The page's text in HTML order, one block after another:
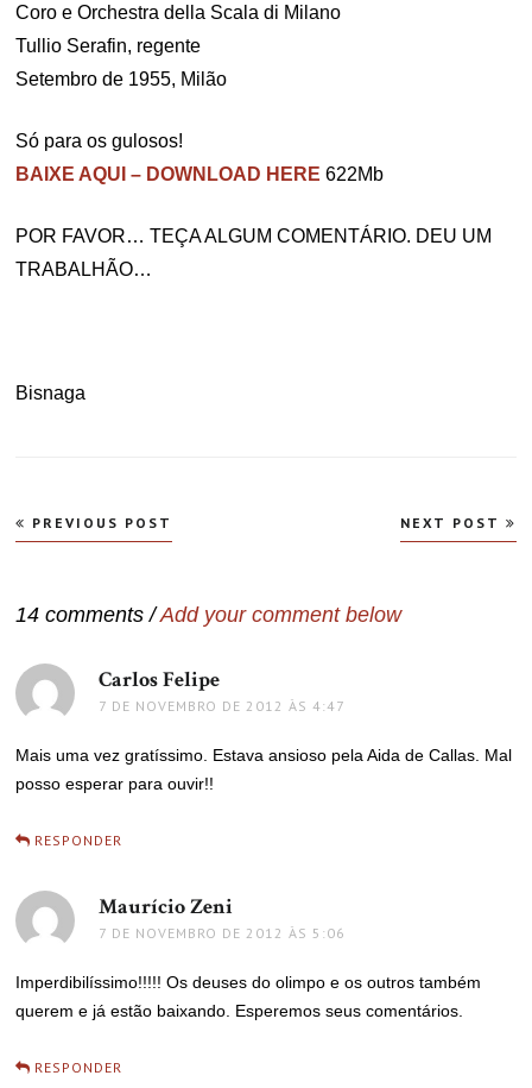
Coro e Orchestra della Scala di Milano
Tullio Serafin, regente
Setembro de 1955, Milão
Só para os gulosos!
BAIXE AQUI – DOWNLOAD HERE 622Mb
POR FAVOR… TEÇA ALGUM COMENTÁRIO. DEU UM
TRABALHÃO…
Bisnaga
Navegação
de
PREVIOUS POST NEXT POST
14 comments /Add your comment below
Carlos Felipe
7 DE NOVEMBRO DE 2012 ÀS 4:47
Mais uma vez gratíssimo. Estava ansioso pela Aida de Callas. Mal
posso esperar para ouvir!!
RESPONDER
Maurício Zeni
7 DE NOVEMBRO DE 2012 ÀS 5:06
Imperdibilíssimo!!!!! Os deuses do olimpo e os outros também
querem e já estão baixando. Esperemos seus comentários.
RESPONDER